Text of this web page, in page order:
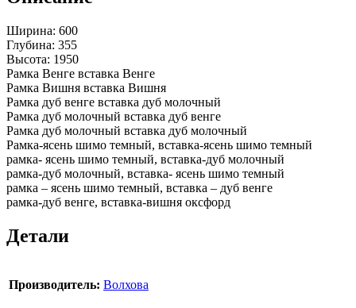
Ширина: 600
Глубина: 355
Высота: 1950
Рамка Венге вставка Венге
Рамка Вишня вставка Вишня
Рамка дуб венге вставка дуб молочный
Рамка дуб молочный вставка дуб венге
Рамка дуб молочный вставка дуб молочный
Рамка-ясень шимо темный, вставка-ясень шимо темный
рамка- ясень шимо темный, вставка-дуб молочный
рамка-дуб молочный, вставка- ясень шимо темный
рамка – ясень шимо темный, вставка – дуб венге
рамка-дуб венге, вставка-вишня оксфорд
Детали
Производитель: Волхова